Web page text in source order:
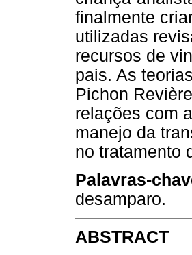
finalmente
utilizadas
recursos de
pais. As
Pichon
relações com
manejo da
no tratamento
Palavras-
desamparo.
ABSTRACT